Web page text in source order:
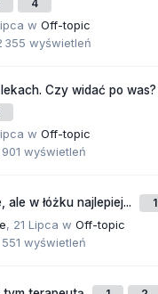
4
w Off-topic
355 wyświetleń
Czy widać po was?
w Off-topic
901 wyświetleń
w łóżku najlepiej... 1
, 21 Lipca w Off-topic
551 wyświetleń